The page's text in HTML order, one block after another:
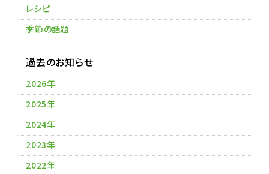
レシピ
季節の話題
過去のお知らせ
2026年
2025年
2024年
2023年
2022年